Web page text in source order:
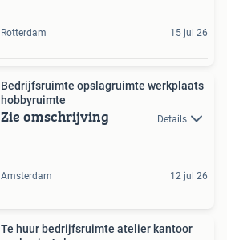
Rotterdam 15 jul 26
Bedrijfsruimte opslagruimte werkplaats
hobbyruimte
Zie omschrijving Details
Amsterdam 12 jul 26
Te huur bedrijfsruimte atelier kantoor